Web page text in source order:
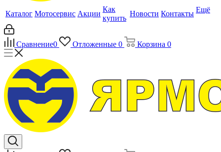
Каталог Мотосервис Акции
Как
купить
Новости Контакты Ещё
Сравнение0 Отложенные 0 Корзина 0